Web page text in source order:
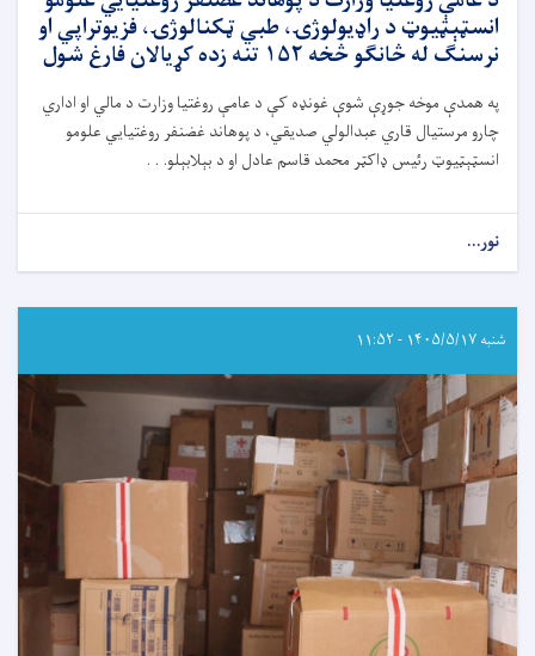
پروګرامونه
ترسره
شول
انسټېټیوټ د راډیولوژۍ، طبي ټکنالوژۍ، فزیوتراپي او
نرسنګ له څانګو څخه ۱۵۲ تنه زده‌ کړیالان فارغ شول
په همدې موخه جوړې شوې غونډه کې د عامې روغتیا وزارت د مالي او اداري
چارو مرستیال قاري عبدالولي صدیقي، د پوهاند غضنفر روغتیايي علومو
انسټېټیوټ رئیس ډاکټر محمد قاسم عادل او د بېلابېلو. . .
نور...
د
روغتیا
وزارت
پوهاند
غضنفر
روغتیايي
علومو
انسټېټیوټ
د
راډیولوژۍ،
طبي
ټکنالوژۍ،
فزیوتراپي
شنبه ۱۴۰۵/۵/۱۷ - ۱۱:۵۲